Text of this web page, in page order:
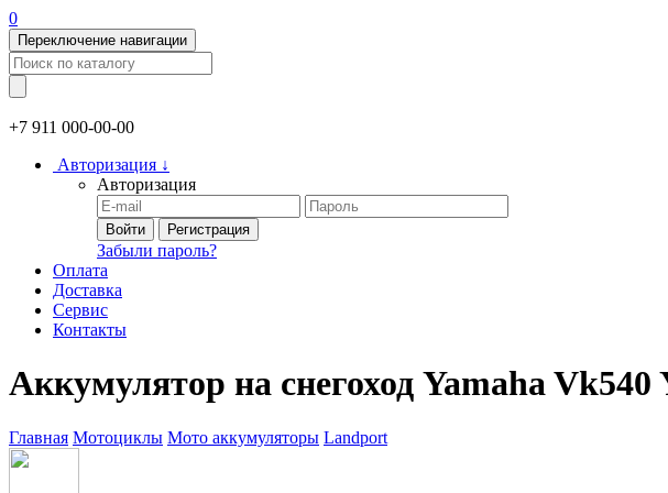
0
Переключение навигации
+7 911 000-00-00
Авторизация ↓
Авторизация
Войти Регистрация
Забыли пароль?
Оплата
Доставка
Сервис
Контакты
Аккумулятор на снегоход Yamaha
Главная Мотоциклы Мото аккумуляторы Landport